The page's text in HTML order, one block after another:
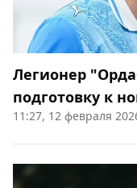
Легионер
подготовку к
11:27, 12 февраля